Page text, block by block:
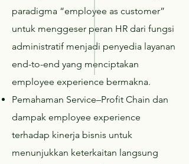
paradigma “employee as customer”
untuk menggeser peran HR dari fungsi
administratif menjadi penyedia layanan
end-to-end yang menciptakan
employee experience bermakna.
Pemahaman Service–Profit Chain dan
dampak employee experience
terhadap kinerja bisnis untuk
menunjukkan keterkaitan langsung